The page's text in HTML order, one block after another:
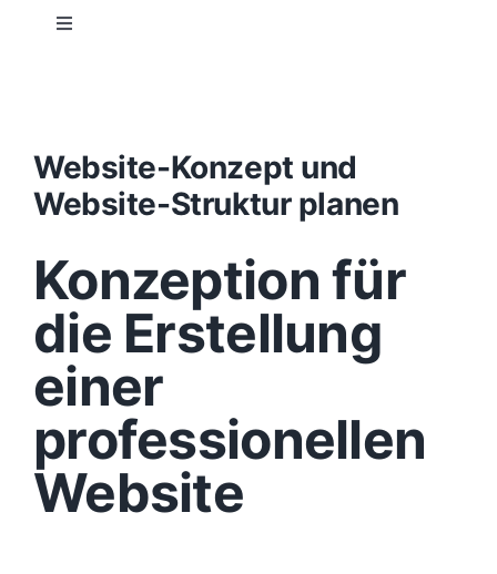
Toggle
Konzept
Content
Funktionen
Aufbau
Website-Konzept und
Website-Struktur planen
Konzeption für
die Erstellung
einer
professionellen
Website